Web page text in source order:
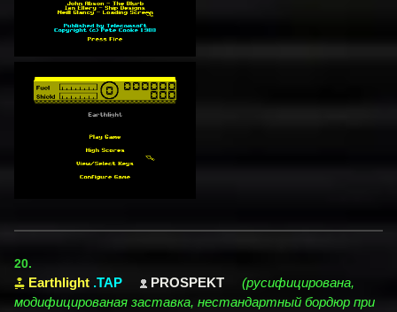
20.
Earthlight .TAP PROSPEKT
(русифицирована,
модифицированая заставка, нестандартный бордюр при